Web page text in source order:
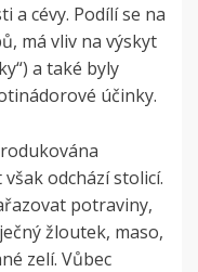
a cévy. Podílí se na
má vliv na výskyt
a také byly
účinky.
odchází stolicí.
potraviny,
žloutek, maso,
zelí. Vůbec